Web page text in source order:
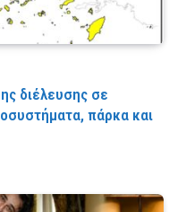
διέλευσης σε
πάρκα και